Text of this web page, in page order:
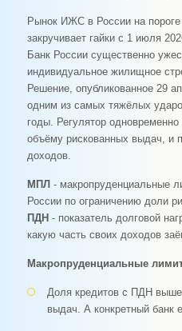
Рынок ИЖС в России на
закручивает гайки с 1 июля
Банк России существенно
индивидуальное жилищное
Решение, опубликованное 29
одним из самых тяжёлых
годы. Регулятор
объёму рискованных выдач, и
доходов.
МПЛ - макропруденциальные
России по ограничению доли
ПДН - показатель долговой
какую часть своих доходов
Макропруденциальные
Доля кредитов с ПДН
выдач. А конкретный